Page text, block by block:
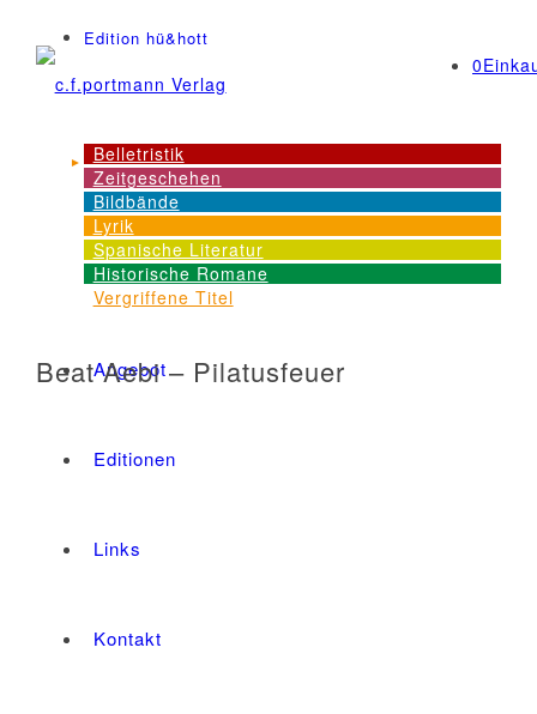
Edition hü&hott
0
NEWS
Dienstleistungen
Angebot
Editionen
Links
Kontakt
Belletristik
Zeitgeschehen
Bildbände
Lyrik
Spanische Literatur
Historische Romane
Vergriffene Titel
Beat Aebi – Pilatusfeuer